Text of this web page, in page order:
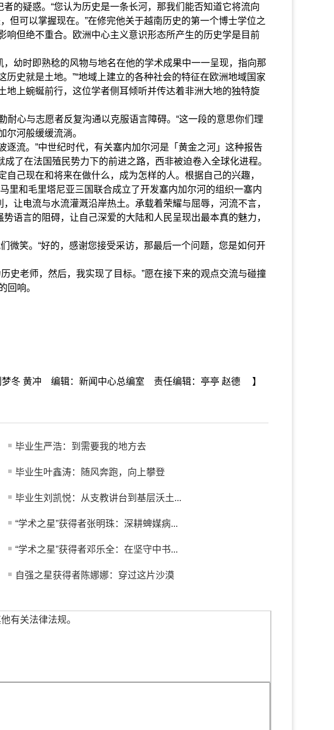
疑惑。“您认为历史是一条长河，那我们能否知道它将流向
但可以掌握现在。”在修完他关于越南历史的第一个博士学位之
响但绝不重合。欧洲中心主义意识形态所产生的历史学是目前
时即熟稔的风物与地名在他的学术成果中一一呈现，指向那
史就是土地。”“地域上建立的各种社会的特征在欧洲地域国家
地上蜿蜒前行，这位学者侧耳倾听并传达着非洲大地的独特旋
心与志愿者反复沟通以克服语言障碍。“这一段的意思你们理
河般缓缓流淌。
流。”中世纪时代，有关塞内加尔河是「黄金之河」这种报告
了在法国殖民势力下的前进之路，西非被迫卷入全球化进程。
己现在和将来在做什么，成为怎样的人。根据自己的兴趣，
里和毛里塔尼亚三国联合成立了开发塞内加尔河的组织一塞内
让电流与水流灌溉沿岸热土。承载着荣耀与屈辱，河流不言，
语言的阻碍，让自己深爱的大陆和人民呈现出最本真的魅力，
笑。“好的，感谢您接受采访，那最后一个问题，您是如何开
老师，然后，我实现了目标。”愿在接下来的观点交流与碰撞
回响。
梦冬 黄冲 编辑：新闻中心总编室 责任编辑：亭亭 赵德 】
毕业生严浩：到需要我的地方去
毕业生叶鑫涛：随风奔跑，向上攀登
毕业生​刘凯悦：从支教讲台到基层沃土...
“学术之星”获得者张明珠：深耕蜱媒病...
“学术之星”获得者邓乐全：在坚守中书...
自强之星获得者陈娜娜：穿过这片沙漠
有关法律法规。